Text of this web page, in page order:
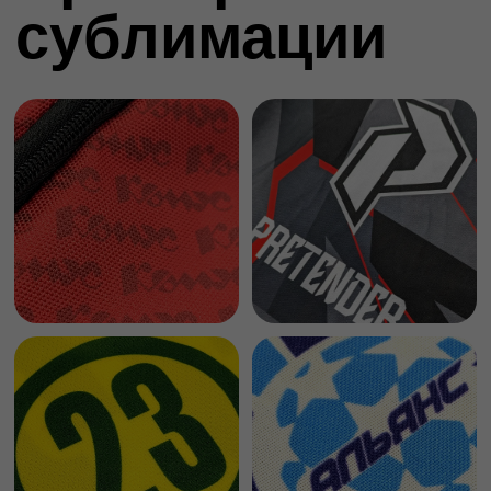
Add files
Отправить
Частые
вопросы